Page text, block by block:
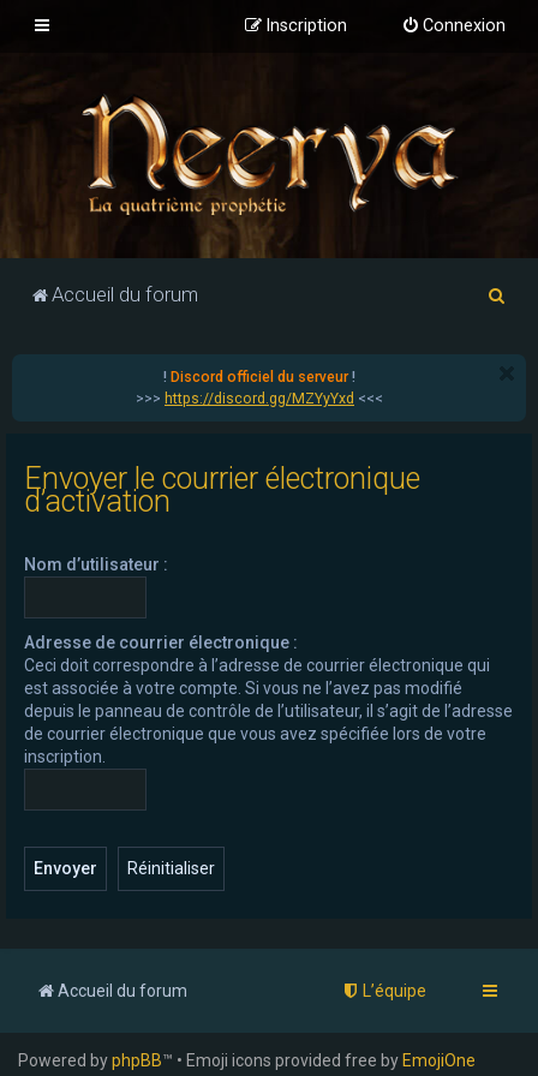
Connexion
Inscription
Accueil du forum
! Discord officiel du serveur!
>>> https://discord.gg/MZYyYxd <<<
Envoyer le courrier électronique
d’activation
Nom d’utilisateur :
Adresse de courrier électronique :
Ceci doit correspondre à l’adresse de courrier électronique qui
est associée à votre compte. Si vous ne l’avez pas modifié
depuis le panneau de contrôle de l’utilisateur, il s’agit de l’adresse
de courrier électronique que vous avez spécifiée lors de votre
inscription.
Accueil du forum L’équipe
Powered byphpBB™ • Emoji icons provided free by EmojiOne